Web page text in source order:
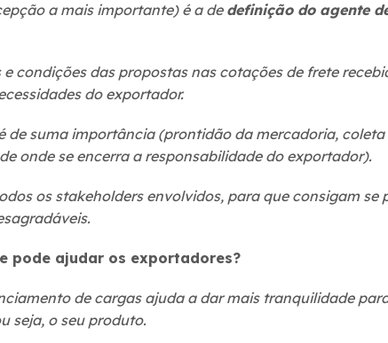
a mais importante) é a dedefinição do agente
condições das propostas nas cotações de frete
do exportador.
de suma importância (prontidão da mercadoria,
onde se encerra a responsabilidade do exportador).
os stakeholders envolvidos, para que consigam se
pode ajudar os exportadores?
de cargas ajuda a dar mais tranquilidade
seja, o seu produto.